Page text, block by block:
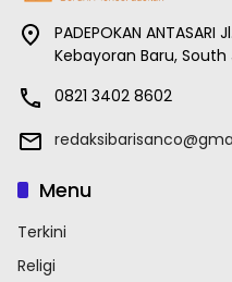
PADEPOKAN
Kebayoran Baru, South
0821 3402 8602
Menu
Terkini
Religi